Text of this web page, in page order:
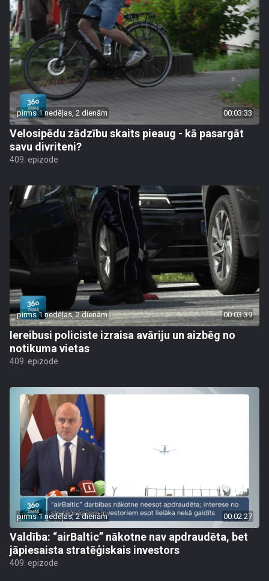
pirms 1 nedēļas, 2 dienām 00:03:33
Velosipēdu zādzību skaits pieaug - kā pasargāt
savu divriteni?
409. epizode
pirms 1 nedēļas, 2 dienām 00:03:39
Iereibusi policiste izraisa avāriju un aizbēg no
notikuma vietas
409. epizode
pirms 1 nedēļas, 2 dienām 00:02:27
Valdība: “airBaltic” nākotne nav apdraudēta, bet
jāpiesaista stratēģiskais investors
409. epizode